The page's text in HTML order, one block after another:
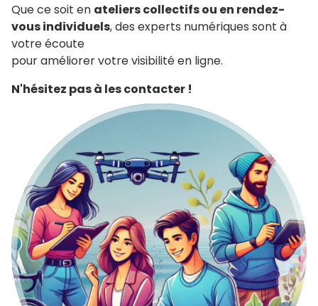
Que ce soit en ateliers collectifs ou en rendez-
vous individuels, des experts numériques sont à
votre écoute
pour améliorer votre visibilité en ligne.
N'hésitez pas à les contacter !